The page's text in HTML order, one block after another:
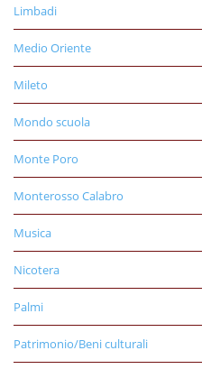
Limbadi
Medio Oriente
Mileto
Mondo scuola
Monte Poro
Monterosso Calabro
Musica
Nicotera
Palmi
Patrimonio/Beni culturali